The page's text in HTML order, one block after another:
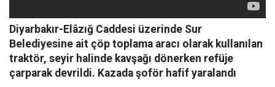
Diyarbakır-Elâzığ Caddesi üzerinde Sur
Belediyesine ait çöp toplama aracı olarak kullanılan
traktör, seyir halinde kavşağı dönerken refüje
çarparak devrildi. Kazada şoför hafif yaralandı